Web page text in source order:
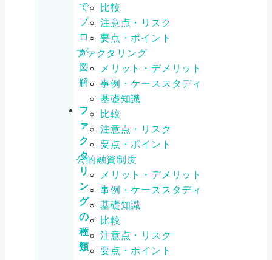
で
プ
ロ
が
図
解
フ
ァ
ク
タ
リ
ン
グ
の
種
類
比較
注意点・リスク
要点・ポイント
ファクタリング
メリット・デメリット
事例・ケーススタディ
基礎知識
比較
注意点・リスク
要点・ポイント
公的融資制度
メリット・デメリット
事例・ケーススタディ
基礎知識
比較
注意点・リスク
要点・ポイント